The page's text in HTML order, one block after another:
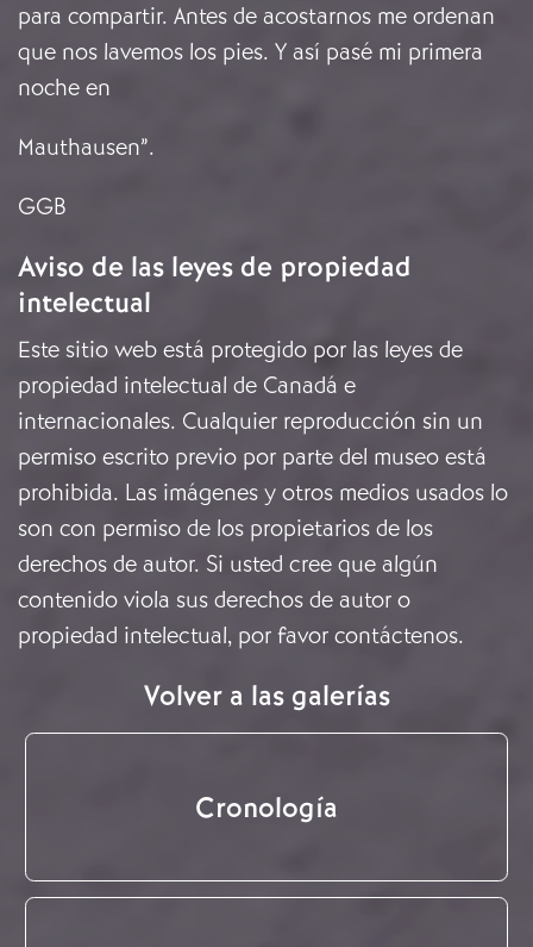
para compartir. Antes de acostarnos me ordenan
que nos lavemos los pies. Y así pasé mi primera
noche en
Mauthausen”.
GGB
Aviso de las leyes de propiedad
intelectual
Este sitio web está protegido por las leyes de
propiedad intelectual de Canadá e
internacionales. Cualquier reproducción sin un
permiso escrito previo por parte del museo está
prohibida. Las imágenes y otros medios usados lo
son con permiso de los propietarios de los
derechos de autor. Si usted cree que algún
contenido viola sus derechos de autor o
propiedad intelectual, por favor contáctenos.
Volver a las galerías
Cronología